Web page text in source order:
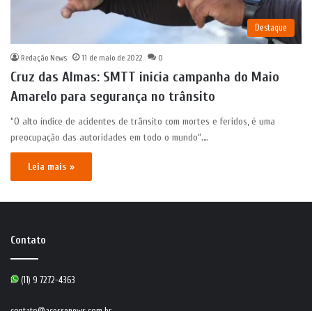
Destaque
Redação News 11 de maio de 2022 0
Cruz das Almas: SMTT inicia campanha do Maio
Amarelo para segurança no trânsito
“O alto índice de acidentes de trânsito com mortes e feridos, é uma
preocupação das autoridades em todo o mundo“.…
Leia mais »
Contato
(11) 9 7272-4363